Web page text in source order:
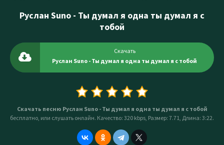
Руслан Suno - Ты думал я одна ты думал я с
тобой
Скачать
Руслан Suno - Ты думал я одна ты думал я с тобой
Скачать песню Руслан Suno - Ты думал я одна ты думал я с тобой
бесплатно, или слушать онлайн. Качество: 320 kbps, Размер: 7.71, Длина: 3:22.